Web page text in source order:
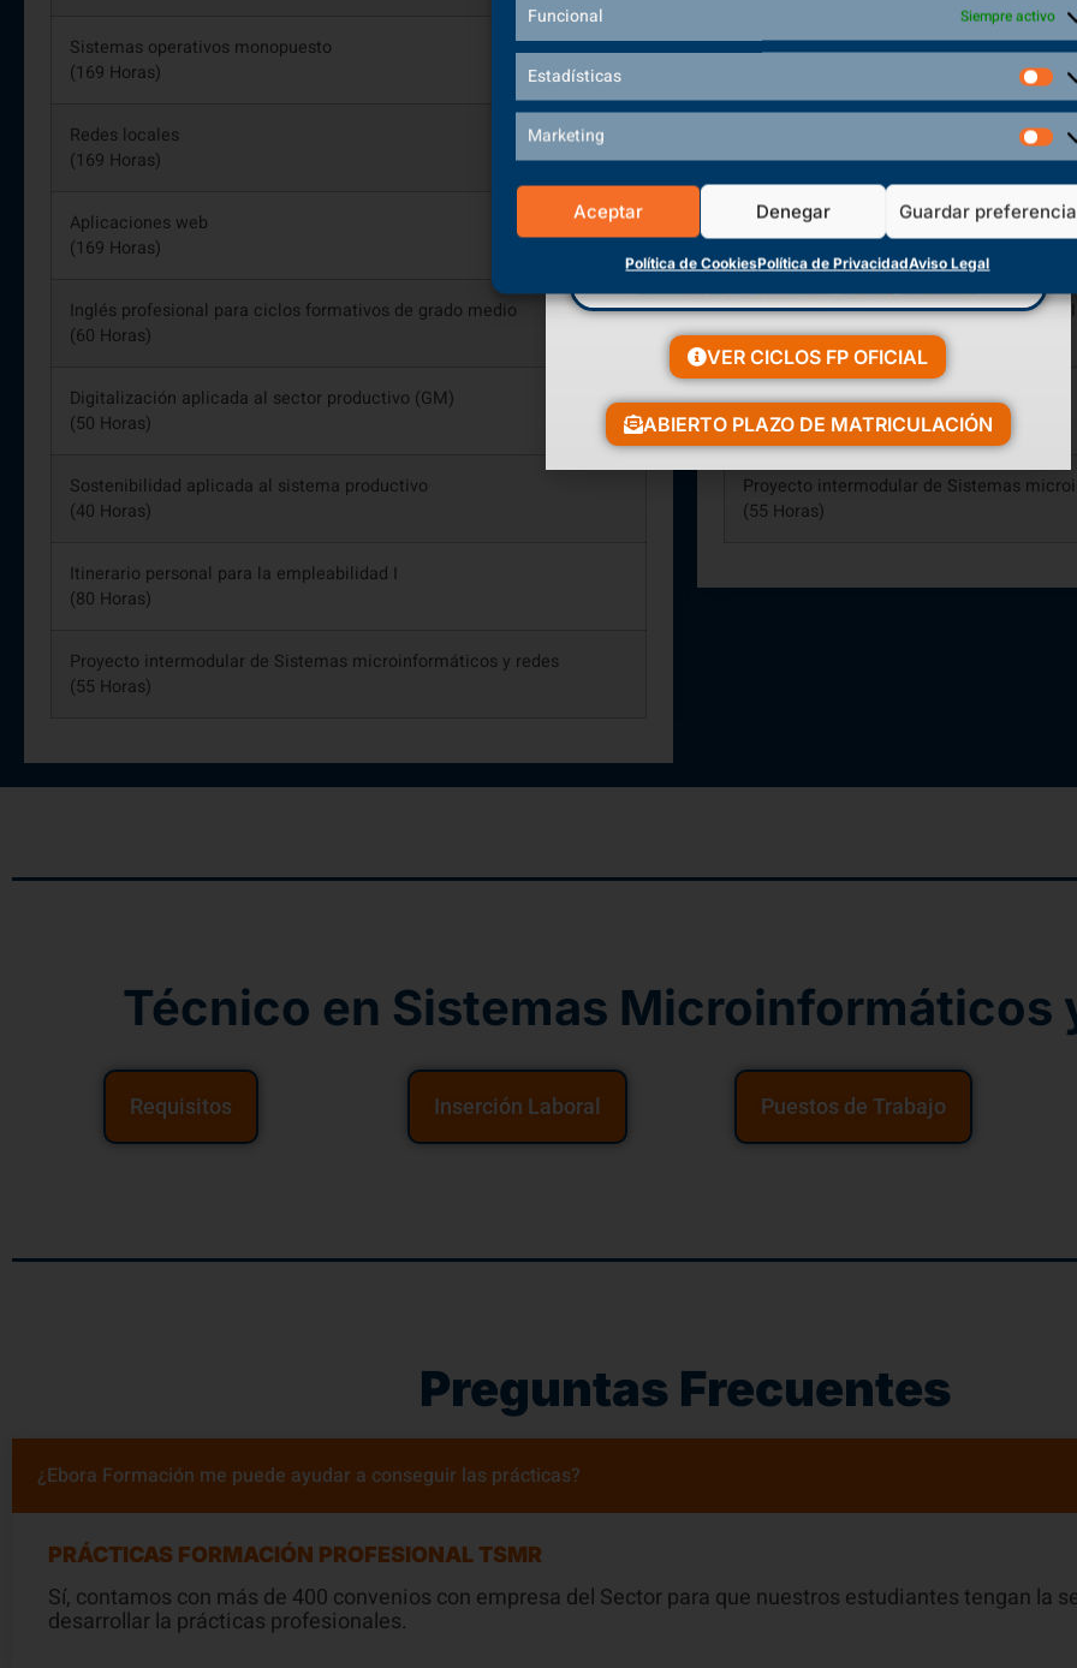
Funcional Siempre activo
Estadísticas
Marketing
Aceptar Denegar Guardar
Política de CookiesPolítica de PrivacidadAviso Legal
Sistemas operativos monopuesto
(169 Horas)
Redes locales
(169 Horas)
Aplicaciones web
(169 Horas)
Inglés profesional para ciclos formativos de grado medio
(60 Horas)
Digitalización aplicada al sector productivo (GM)
(50 Horas)
Sostenibilidad aplicada al sistema productivo
(40 Horas)
Itinerario personal para la empleabilidad I
(80 Horas)
Proyecto intermodular de Sistemas microinformáticos y redes
(55 Horas)
Sistemas operativos en red
(167 Horas)
Servicios en red
Itinerario personal para la empleabilidad II
(60 Horas)
Optatividad
(80 Horas)
Proyecto intermodular de Sistemas
(55 Horas)
Técnico en Sistemas Microinformáticos
Requisitos Inserción Laboral Puestos de Trabajo
Preguntas Frecuentes
¿Ebora Formación me puede ayudar a conseguir las prácticas?
PRÁCTICAS FORMACIÓN PROFESIONAL TSMR
Sí, contamos con más de 400 convenios con empresa del Sector para que nuestros estudiantes tengan la
desarrollar la prácticas profesionales.
VER CICLOS FP OFICIAL
ABIERTO PLAZO DE MATRICULACIÓN